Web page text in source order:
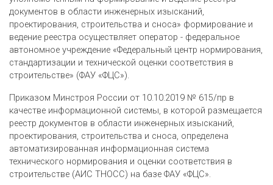
документов в области инженерных изысканий,
проектирования, строительства и сноса» формирование и
ведение реестра осуществляет оператор - федеральное
автономное учреждение «Федеральный центр нормирования,
стандартизации и технической оценки соответствия в
строительстве» (ФАУ «ФЦС»).
Приказом Минстроя России от 10.10.2019 № 615/пр в
качестве информационной системы, в которой размещается
реестр документов в области инженерных изысканий,
проектирования, строительства и сноса, определена
автоматизированная информационная система
технического нормирования и оценки соответствия в
строительстве (АИС ТНОСС) на базе ФАУ «ФЦС».